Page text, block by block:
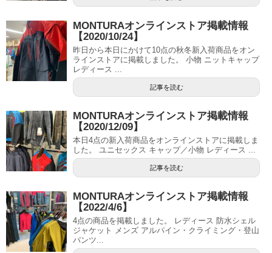
MONTURAオンラインストア掲載情報
【2020/10/24】
昨日から本日にかけて10点の秋冬新入荷商品をオン
ラインストアに掲載しました。 小物 ニットキャップ
レディース ...
記事を読む
MONTURAオンラインストア掲載情報
【2020/12/09】
本日4点の新入荷商品をオンラインストアに掲載しま
した。 ユニセックス キャップ／小物 レディース ...
記事を読む
MONTURAオンラインストア掲載情報
【2022/4/6】
4点の商品を掲載しました。 レディース 防水シェル
ジャケット メンズ アルパイン・クライミング・登山
パンツ...